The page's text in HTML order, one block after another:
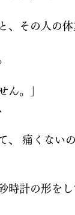
、その人の体
ん。」
、 痛くない
時計の形を